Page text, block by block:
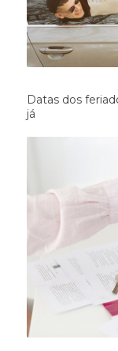
Datas dos
já